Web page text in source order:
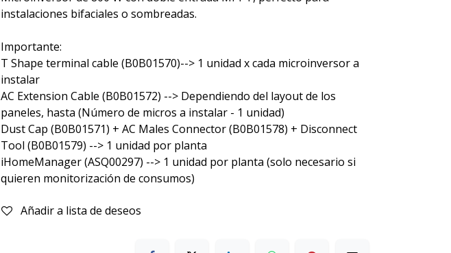
instalaciones bifaciales o sombreadas.
Importante:
T Shape terminal cable (B0B01570)--> 1 unidad x cada microinversor a
instalar
AC Extension Cable (B0B01572) --> Dependiendo del layout de los
paneles, hasta (Número de micros a instalar - 1 unidad)
Dust Cap (B0B01571) + AC Males Connector (B0B01578) + Disconnect
Tool (B0B01579) --> 1 unidad por planta
iHomeManager (ASQ00297) --> 1 unidad por planta (solo necesario si
quieren monitorización de consumos)
Añadir a lista de deseos